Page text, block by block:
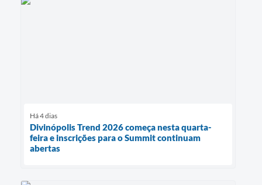
Há 4 dias
Divinópolis Trend 2026 começa nesta quarta-
feira e inscrições para o Summit continuam
abertas